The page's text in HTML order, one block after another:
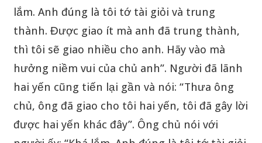
lắm. Anh đúng là tôi tớ tài giỏi và trung
thành. Được giao ít mà anh đã trung thành,
thì tôi sẽ giao nhiều cho anh. Hãy vào mà
hưởng niềm vui của chủ anh”. Người đã lãnh
hai yến cũng tiến lại gần và nói: “Thưa ông
chủ, ông đã giao cho tôi hai yến, tôi đã gây lời
được hai yến khác đây”. Ông chủ nói với